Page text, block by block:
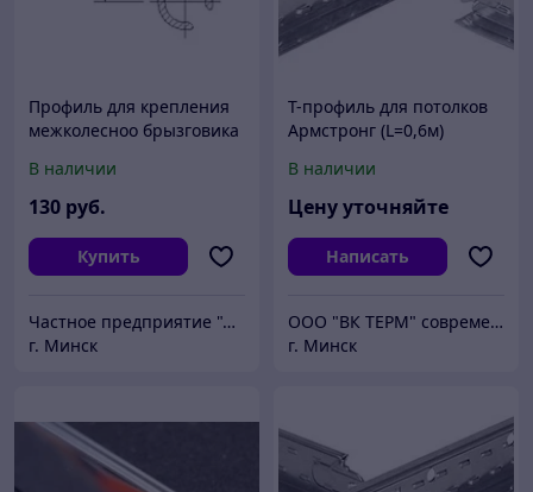
Профиль для крепления
межколесноо брызговика
В наличии
130 руб.
Купить
Частное предприятие "ЛВК Авто" Фурнитура для производства и ремонта фургонов, прицепов.
г. Минск
Т-профиль для потолков
Армстронг (L=0,6м)
В наличии
Цену уточняйте
Написать
ООО "ВК ТЕРМ" современные потолочные системы
г. Минск